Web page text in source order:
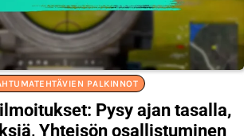
PALKINNOT
Pysy ajan tasalla,
Yhteisön osallistuminen